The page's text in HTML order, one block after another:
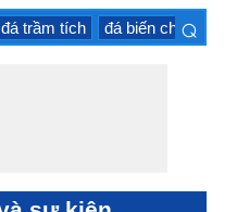
đá trầm tích đá biến chất⌕